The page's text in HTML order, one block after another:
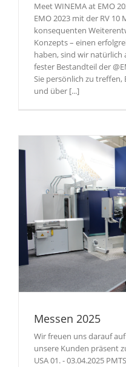
Meet WINEMA at EMO
EMO 2023 mit der RV
konsequenten
Konzepts – einen
haben, sind wir natürlich
fester Bestandteil der
Sie persönlich zu treffen,
und über [...]
Messen 2025
Wir freuen uns darauf
unsere Kunden präsent
USA 01. - 03.04.2025